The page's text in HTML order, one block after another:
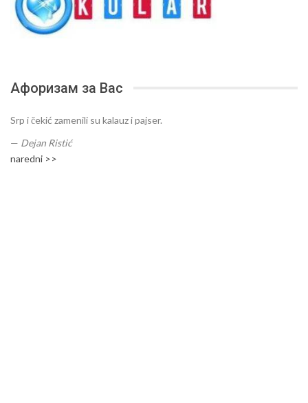
Афоризам за Вас
Srp i čekić zamenili su kalauz i pajser.
— Dejan Ristić
naredni >>